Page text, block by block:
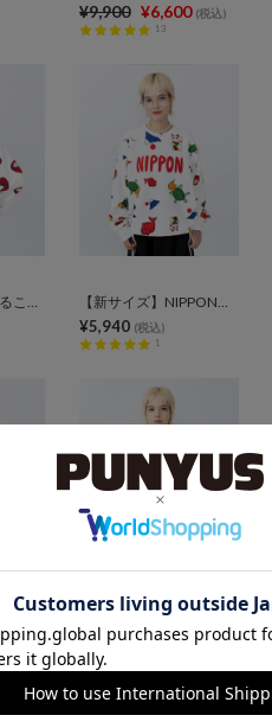
¥9,900 ¥6,600 (税込)
13
【新サイズ】おしるこ総柄スウェット 【新サイズ】NIPPON総柄スウェット
¥5,940 (税込)
1
【新サイズ】フード総柄スウェット 【新サイズ】フード総柄スウェット
¥5,940 (税込)